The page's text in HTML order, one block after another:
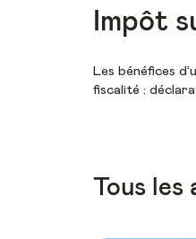
Impôt
Les bénéfices
fiscalité :
Tous